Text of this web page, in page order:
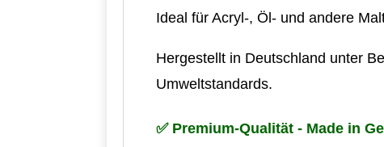
Ideal für Acryl-, Öl- und andere
Hergestellt in Deutschland unter
Umweltstandards.
✅ Premium-Qualität - Made in